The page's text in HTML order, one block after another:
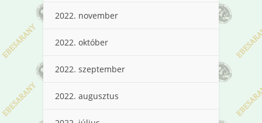
2022. november
2022. október
2022. szeptember
2022. augusztus